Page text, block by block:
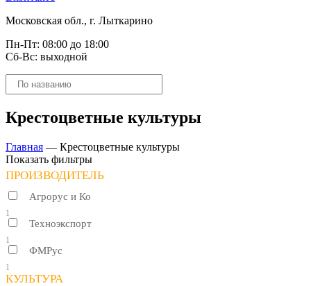
Московская обл., г. Лыткарино
Пн-Пт: 08:00 до 18:00
Сб-Вс: выходной
Поиск
товаров
Крестоцветные культуры
Главная — Крестоцветные культуры
Показать фильтры
ПРОИЗВОДИТЕЛЬ
Агрорус и Ко
1
Техноэкспорт
1
ФМРус
1
КУЛЬТУРА